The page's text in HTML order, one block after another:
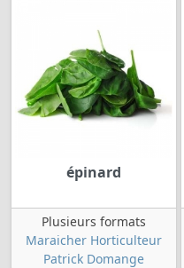
épinard
Plusieurs formats
Maraicher Horticulteur
Patrick Domange